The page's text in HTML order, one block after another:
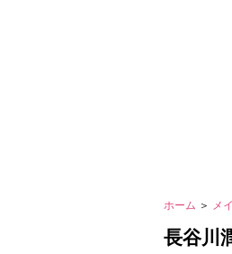
ホーム ＞ メ
長谷川